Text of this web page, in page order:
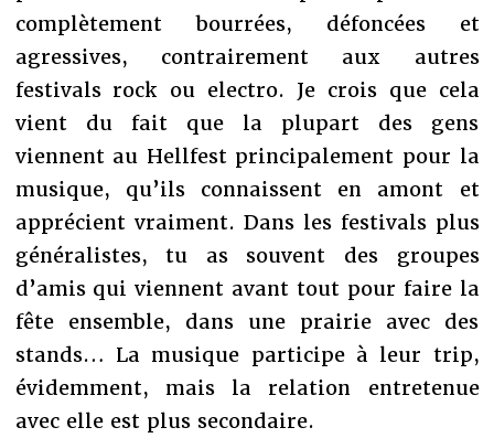
complètement bourrées, défoncées et
agressives, contrairement aux autres
festivals rock ou electro. Je crois que cela
vient du fait que la plupart des gens
viennent au Hellfest principalement pour la
musique, qu’ils connaissent en amont et
apprécient vraiment. Dans les festivals plus
généralistes, tu as souvent des groupes
d’amis qui viennent avant tout pour faire la
fête ensemble, dans une prairie avec des
stands… La musique participe à leur trip,
évidemment, mais la relation entretenue
avec elle est plus secondaire.